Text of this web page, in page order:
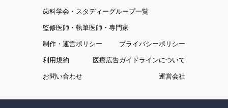
歯科学会・スタディーグループ一覧
監修医師・執筆医師・専門家
制作・運営ポリシー
プライバシーポリシー
利用規約
医療広告ガイドラインについて
お問い合わせ
運営会社